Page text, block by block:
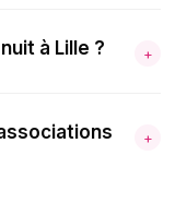
à Lille ? +
+